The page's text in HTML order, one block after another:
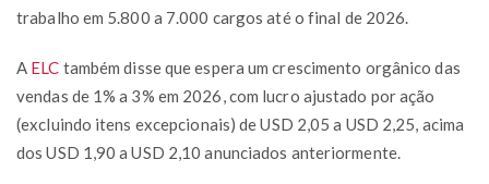
trabalho em 5.800 a 7.000 cargos até o final de 2026.
A ELC também disse que espera um crescimento orgânico das
vendas de 1% a 3% em 2026, com lucro ajustado por ação
(excluindo itens excepcionais) de USD 2,05 a USD 2,25, acima
dos USD 1,90 a USD 2,10 anunciados anteriormente.